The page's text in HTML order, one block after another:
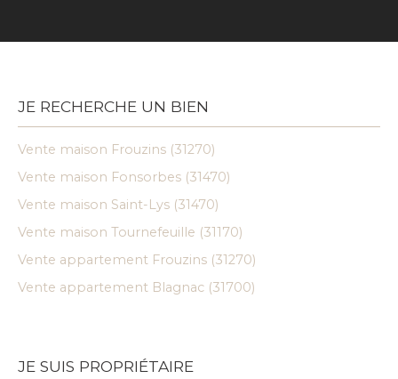
JE RECHERCHE UN BIEN
Vente maison Frouzins (31270)
Vente maison Fonsorbes (31470)
Vente maison Saint-Lys (31470)
Vente maison Tournefeuille (31170)
Vente appartement Frouzins (31270)
Vente appartement Blagnac (31700)
JE SUIS PROPRIÉTAIRE